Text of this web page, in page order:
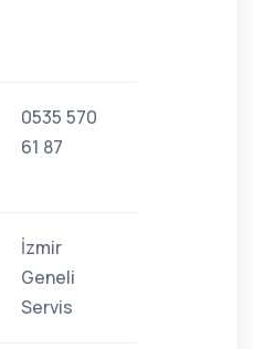
0535 570
61 87
İzmir
Geneli
Servis